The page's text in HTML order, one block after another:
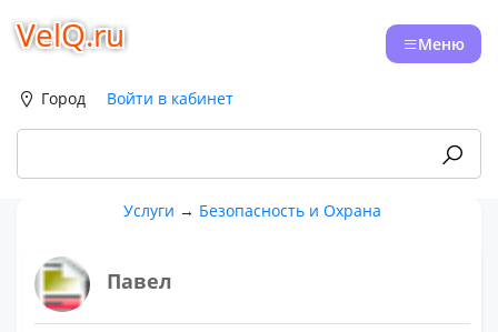
VelQ.ru Меню
Город Войти в кабинет
Услуги → Безопасность и Охрана
Павел